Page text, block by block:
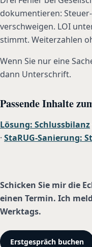
dokumentieren:
verschweigen. LOI
stimmt. Weiterzahlen
Wenn Sie nur eine
dann Unterschrift.
Passende Inhalte
Lösung: Schlussbilanz
· StaRUG-Sanierung:
Schicken Sie mir die
einen Termin. Ich
Werktags.
Erstgespräch buchen